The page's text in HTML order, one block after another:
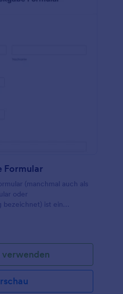
Formular
(manchmal auch als
oder
bezeichnet) ist ein
Unternehmen bei
.